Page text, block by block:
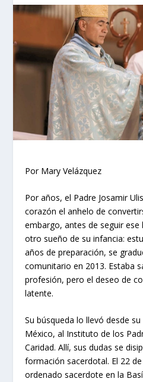
Por Mary Velázquez
Por años, el Padre Josamir
corazón el anhelo de
embargo, antes de seguir
otro sueño de su infancia:
años de preparación, se
comunitario en 2013. Estaba
profesión, pero el deseo de
latente.
Su búsqueda lo llevó desde
México, al Instituto de los
Caridad. Allí, sus dudas se
formación sacerdotal. El 22
ordenado sacerdote en la